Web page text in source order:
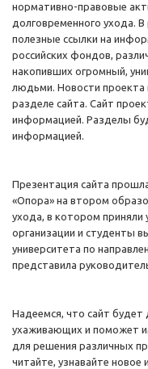
нормативно-правовые
долговременного ухода.
полезные ссылки на
российских фондов,
накопивших огромный,
людьми. Новости
разделе сайта. Сайт
информацией. Разделы
информацией.
Презентация сайта
«Опора» на втором
ухода, в котором приняли
организации и студенты
университета по
представила
Надеемся, что сайт будет
ухаживающих и поможет
для решения различных
читайте, узнавайте